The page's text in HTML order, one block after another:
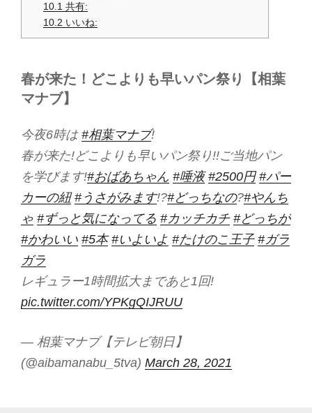
10.1 共有:
10.2 いいね:
春が来た！どこよりも早いパン祭り【相葉
マナブ】
今夜6時は #相葉マナブ!
春が来た!どこよりも早いパン祭り!!ご当地パン
を学びます!#おばあちゃん #唾液 #2500円 #パー
カーの紐 #うさがみます!?#どっちなの?#やんち
ゃ #ずっと気になってる #カッチカチ #どっちが
#かわいい #5本 #いよいよ #たけのこ王子 #ガラ
ガラ
レギュラー1時間拡大まであと1回!
pic.twitter.com/YPKgQIJRUU
— 相葉マナブ【テレビ朝日】
(@aibamanabu_5tva) March 28, 2021